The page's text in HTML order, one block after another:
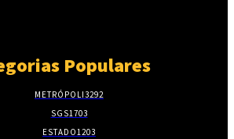
Populares
METRÓPOLI3292
SGS1703
ESTADO1203